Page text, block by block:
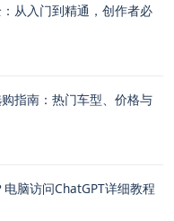
从入门到精通，创作者必
指南：热门车型、价格与
脑访问ChatGPT详细教程